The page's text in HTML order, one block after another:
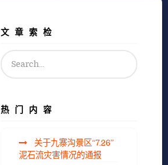
文章索检
热门内容
关于九寨沟景区“7.26”
泥石流灾害情况的通报